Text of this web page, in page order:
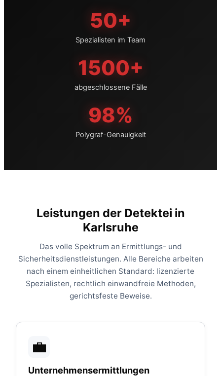
50+
Spezialisten im Team
1500+
abgeschlossene Fälle
98%
Polygraf-Genauigkeit
Leistungen der Detektei in
Karlsruhe
Das volle Spektrum an Ermittlungs- und
Sicherheitsdienstleistungen. Alle Bereiche arbeiten
nach einem einheitlichen Standard: lizenzierte
Spezialisten, rechtlich einwandfreie Methoden,
gerichtsfeste Beweise.
💼
Unternehmensermittlungen